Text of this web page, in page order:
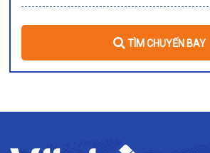
TÌM CHUYẾN BAY